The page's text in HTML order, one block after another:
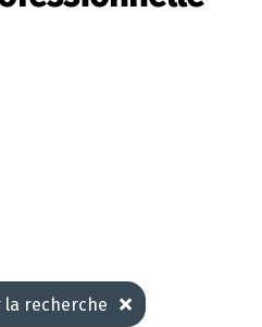
la recherche